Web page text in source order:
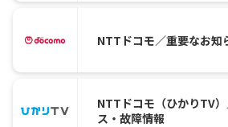
NTTドコモ／重要なお知
NTTドコモ（ひかりTV
ス・故障情報